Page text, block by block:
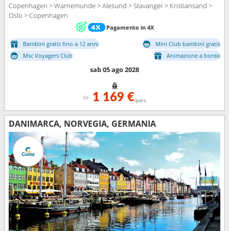
Copenhagen > Warnemunde > Alesund > Stavanger > Kristiansand >
Oslo > Copenhagen
Pagamento in 4X
Bambini gratis fino a 12 anni
Mini Club bambini gratis
Msc Voyagers Club
Animazione a bordo
sab 05 ago 2028
da 1 169 €/pers
DANIMARCA, NORVEGIA, GERMANIA